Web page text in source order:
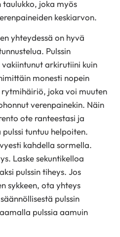
joka myös
keskiarvon.
yhteydessä on hyvä
Pulssin
arkirutiini kuin
monesti nopein
joka voi muuten
verenpainekin. Näin
ote ranteestasi ja
tuntuu helpoiten.
kahdella sormella.
Laske sekuntikelloa
pulssin tiheys. Jos
sykkeen, ota yhteys
pulssin
pulssia aamuin